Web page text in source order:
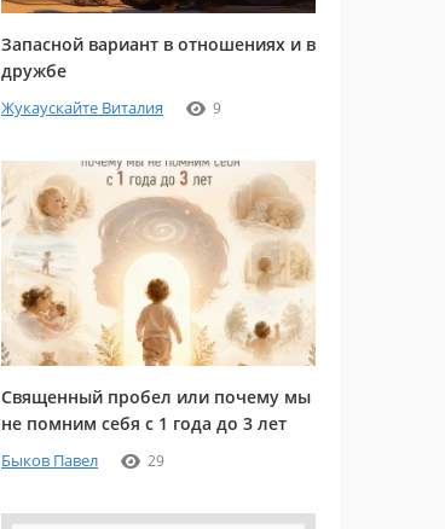
Запасной вариант в отношениях и в
дружбе
Жукаускайте Виталия 9
Священный пробел или почему мы
не помним себя с 1 года до 3 лет
Быков Павел 29